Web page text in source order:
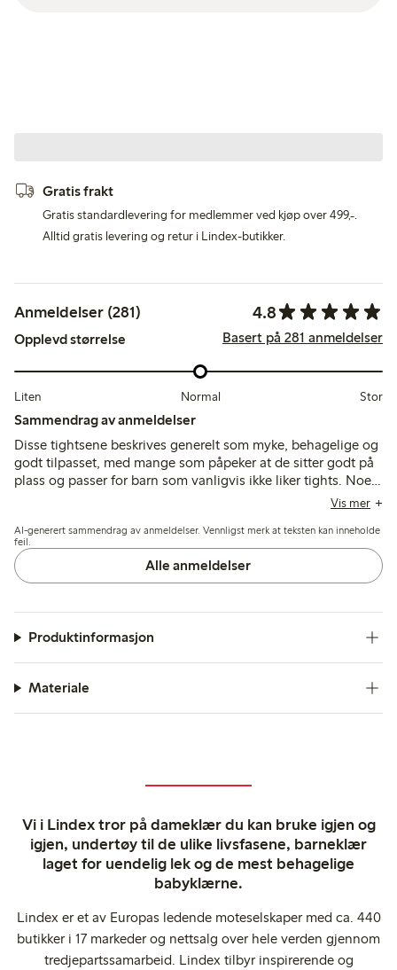
Gratis frakt
Gratis standardlevering for medlemmer ved kjøp over 499,-.
Alltid gratis levering og retur i Lindex-butikker.
Anmeldelser (281) 4.8
Opplevd størrelse Basert på 281 anmeldelser
Liten Normal Stor
Sammendrag av anmeldelser
Disse tightsene beskrives generelt som myke, behagelige og
godt tilpasset, med mange som påpeker at de sitter godt på
plass og passer for barn som vanligvis ikke liker tights. Noen
alternativ blir satt pris på, men ikke alltid er tilgjengelig i
mindre størrelser.
Vis mer
AI-generert sammendrag av anmeldelser. Vennligst merk at teksten kan inneholde
feil.
Alle anmeldelser
Produktinformasjon
Materiale
Vi i Lindex tror på dameklær du kan bruke igjen og
igjen, undertøy til de ulike livsfasene, barneklær
laget for uendelig lek og de mest behagelige
babyklærne.
Lindex er et av Europas ledende moteselskaper med ca. 440
butikker i 17 markeder og nettsalg over hele verden gjennom
tredjepartssamarbeid. Lindex tilbyr inspirerende og